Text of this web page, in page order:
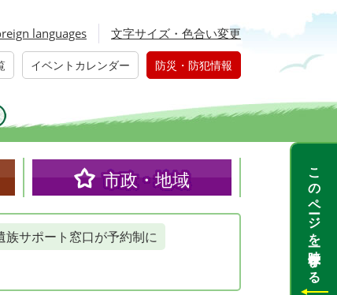
languages 文字サイズ・色合い変更
イベントカレンダー 防災・防犯情報
市政・地域
族サポート窓口が予約制に
このページを一時保存する